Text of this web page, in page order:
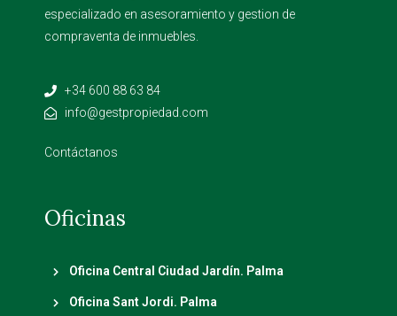
especializado en asesoramiento y gestion de
compraventa de inmuebles.
+34 600 88 63 84
info@gestpropiedad.com
Contáctanos
Oficinas
Oficina Central Ciudad Jardín. Palma
Oficina Sant Jordi. Palma